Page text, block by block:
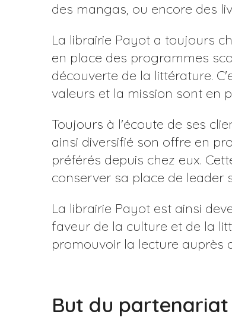
des mangas, ou encore des
La librairie Payot a toujours
en place des programmes
découverte de la littérature.
valeurs et la mission sont en
Toujours à l'écoute de ses
ainsi diversifié son offre en
préférés depuis chez eux.
conserver sa place de leader
La librairie Payot est ainsi
faveur de la culture et de la
promouvoir la lecture auprès
But du partenariat